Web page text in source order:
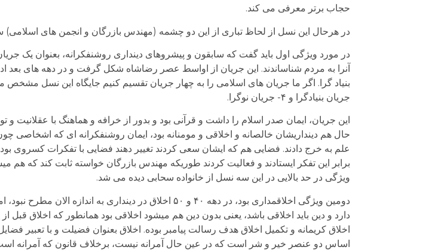
حجاب برتر معرفی می کند.
در هرحال این نسل از لحاظ تباری از این دو چشمه (مهندس بازرگان و انجمن های اسلامی)
در مورد ویژگی اول باید گفت که سابقون و پیشروهای دینداری روشنفکرانه، بعنوان یک
آنرا به مردم شناساندند. این جریان از اواسط عصر رضاشاه شکل گرفت و در دهه های بعد
جریان بنیادگرا و ۴- جریان نوگرا.
این جریان، ایمان صدر اسلام را داشت و قرآنی بود و بدور از خرافه و هماهنگ با عقلانیت و
حال هم دینداریشان خالصانه و اخلاقی و مومنانه بود، ایمان روشنفکرانه ای که
علم به خرج دادند. فضایی هم که ایشان سعی کردند تغییر دهند فضایی با تفکرات کسروی
برابر این تفکر ایستادند و فعالیت کردند طوریکه مهندس بازرگان خواسته ثابت کند که هم
ویژگی در حد بالایی در این سه نسل از خانواده سحابی دیده می شد.
دومین ویژگی اخلاقمداری بود، در دهه ۴۰ و ۵۰ اخلاق در دینداری به
دارد و دین باید اخلاقی باشد، یعنی بدون دین هم میشود اخلاقی بود همانطور که اخلاق قبل از
اخلاق کریمانه و تکمیل اخلاق هدف رسالت پیامبر بوده. اخلاق بعنوان فضیلت و با تعبیر
اساس دو عنصر خیر و شر است که در عین حال آمرانه نیست، برخلاف قانون که آمرانه